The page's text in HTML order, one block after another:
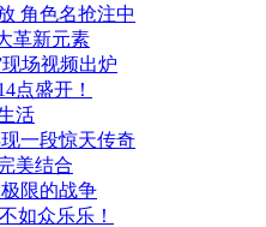
角色名抢注中
革新元素
现场视频出炉
点盛开！
活
一段惊天传奇
美结合
限的战争
如众乐乐！